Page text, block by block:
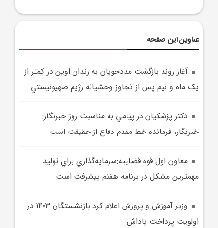
عناوین این صفحه
آغاز روند بازگشت مددجويان به زندان اوين در کمتر از
يک ماه و نيم پس از تجاوز وحشيانه رژيم صهيونيستي
دکتر پزشکيان در پيامي به مناسبت روز خبرنگار:
خبرنگار، فرمانده خط مقدم دفاع از حقيقت است
معاون اول قوه قضاييه:سرمايه‌گذاري براي توليد
مهمترين مشکل در برنامه هفتم پيشرفت است
وزير آموزش و پرورش اعلام کرد بازنشستگان 1403 در
اولويت پرداخت پاداش